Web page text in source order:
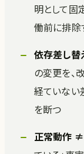
明として固
働前に排除
依存差し替
の変更を、
経ていない
を断つ
正常動作